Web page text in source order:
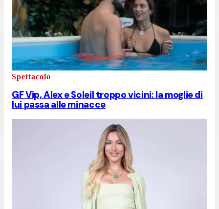
Spettacolo
GF Vip, Alex e Soleil troppo vicini: la moglie di
lui passa alle minacce